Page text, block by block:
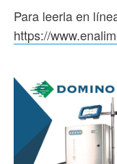
Para leerla en
https://